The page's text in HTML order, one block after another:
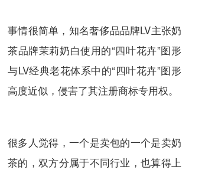
事情很简单，知名奢侈品品牌LV主张奶
茶品牌茉莉奶白使用的“四叶花卉”图形
与LV经典老花体系中的“四叶花卉”图形
高度近似，侵害了其注册商标专用权。
很多人觉得，一个是卖包的一个是卖奶
茶的，双方分属于不同行业，也算得上